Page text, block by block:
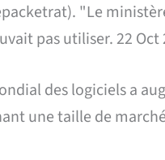
"Le
pas utiliser. 22 Oct
des logiciels a
une taille de